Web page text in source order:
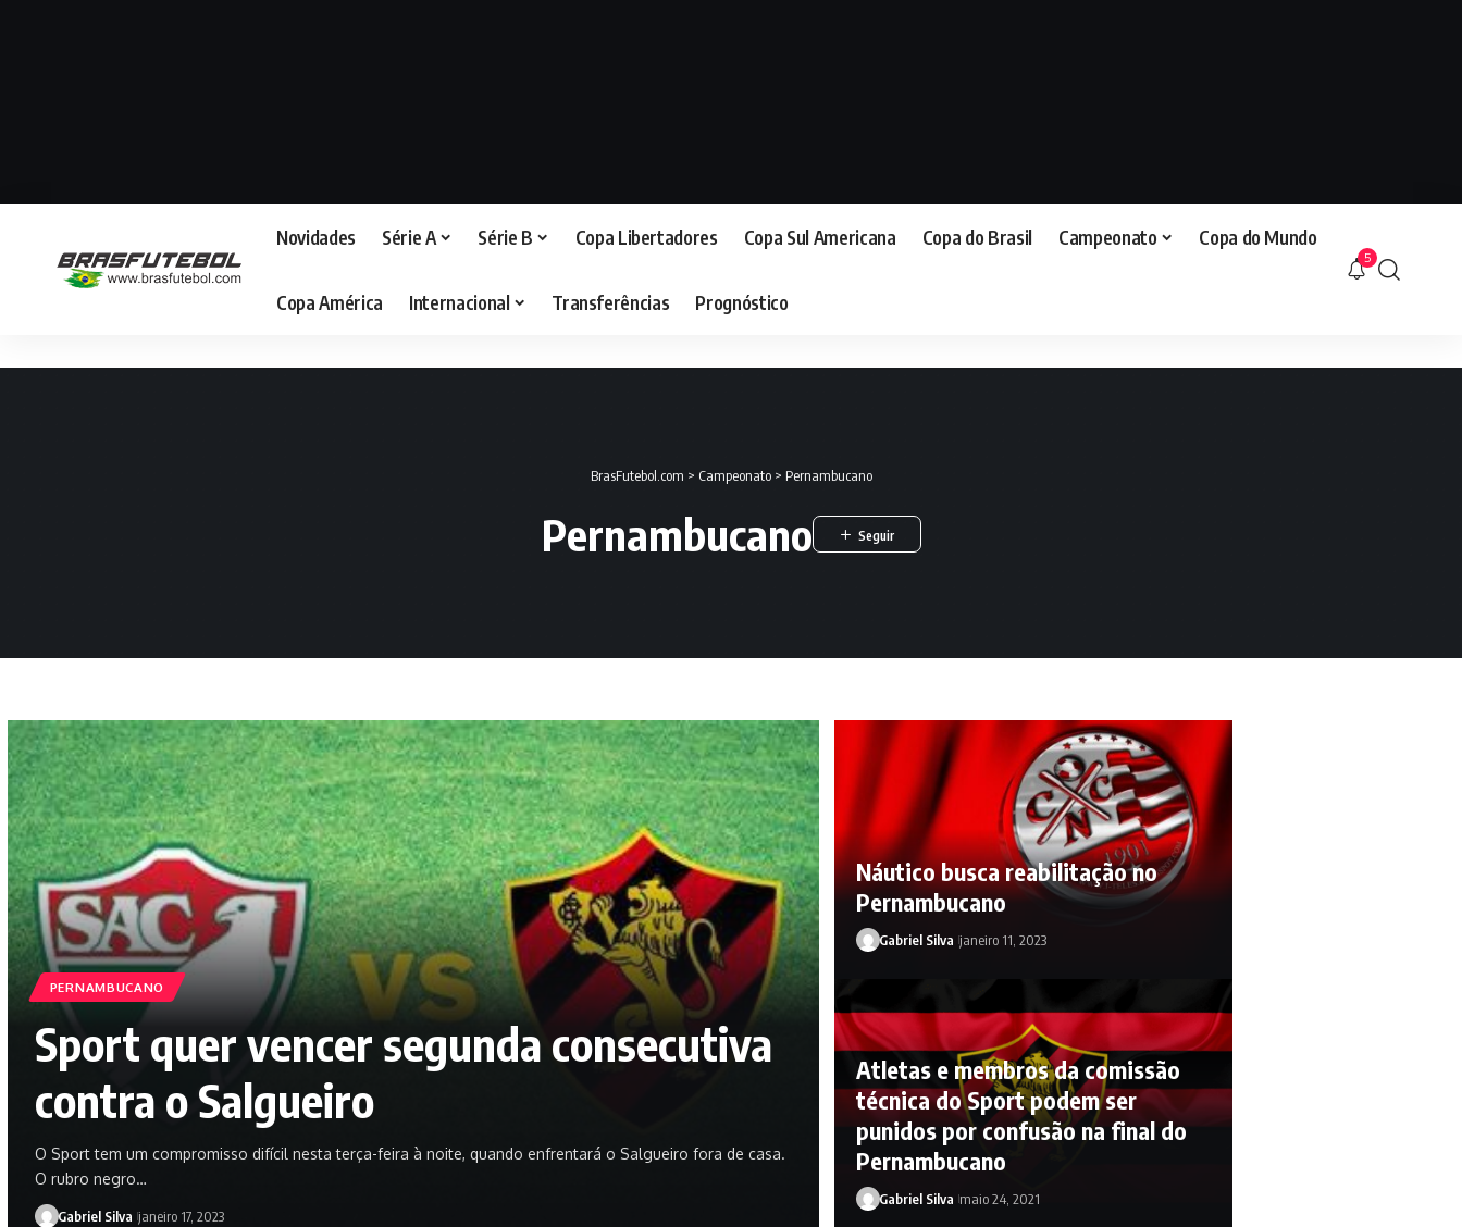
Novidades Série A Série B Copa Libertadores Copa Sul Americana Copa do Brasil Campeonato Copa do Mundo
Copa América Internacional Transferências Prognóstico
5
BrasFutebol.com > Campeonato> Pernambucano
Pernambucano
PERNAMBUCANO
Sport quer vencer segunda consecutiva
contra o Salgueiro
O Sport tem um compromisso difícil nesta terça-feira à noite, quando enfrentará o Salgueiro fora de casa.
O rubro negro…
Gabriel Silva janeiro 17, 2023
Náutico busca reabilitação no
Pernambucano
Gabriel Silva janeiro 11, 2023
Atletas e membros da comissão
técnica do Sport podem ser
punidos por confusão na final do
Pernambucano
Gabriel Silva maio 24, 2021